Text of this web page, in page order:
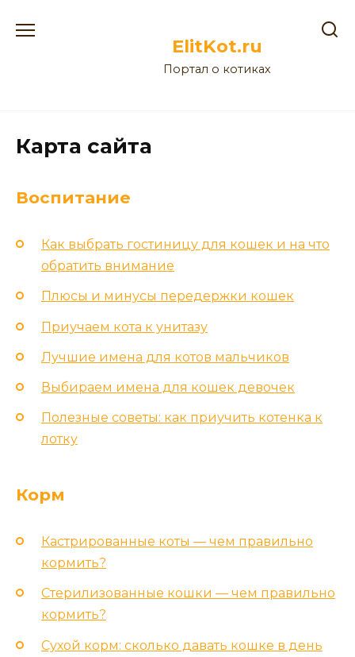
ElitKot.ru
Портал о котиках
Карта сайта
Воспитание
Как выбрать гостиницу для кошек и на что
обратить внимание
Плюсы и минусы передержки кошек
Приучаем кота к унитазу
Лучшие имена для котов мальчиков
Выбираем имена для кошек девочек
Полезные советы: как приучить котенка к
лотку
Корм
Кастрированные коты — чем правильно
кормить?
Стерилизованные кошки — чем правильно
кормить?
Сухой корм: сколько давать кошке в день